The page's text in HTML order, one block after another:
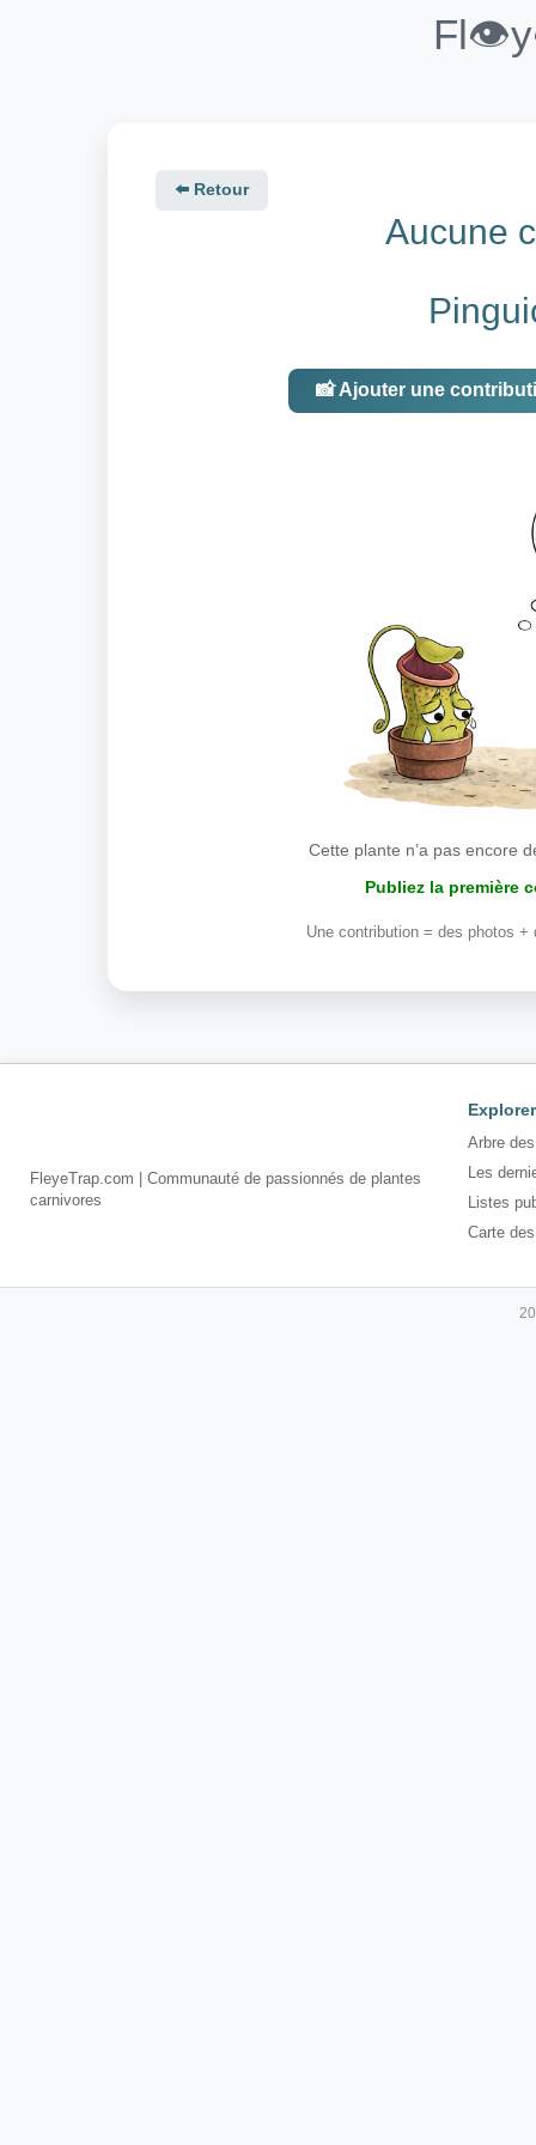
⬅️ Retour
Aucune
📸 Ajouter une
Cette plante n’a pas encore
Publiez la première
Une contribution = des photos
FleyeTrap.com | Communauté de passionnés de plantes
carnivores
Explorer
Arbre
Les
Listes
Carte